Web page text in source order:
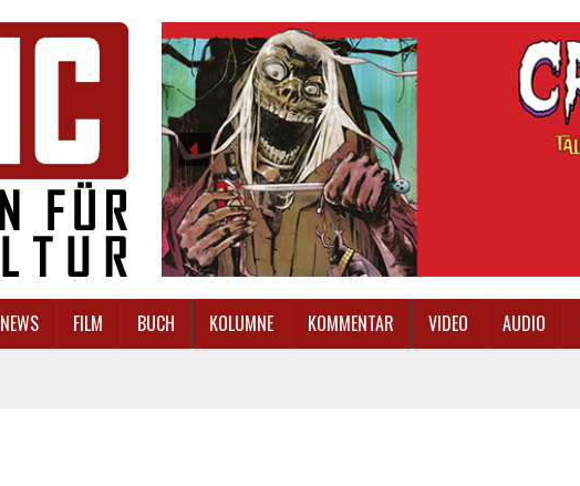
NEWS FILM BUCH KOLUMNE KOMMENTAR VIDEO AUDIO